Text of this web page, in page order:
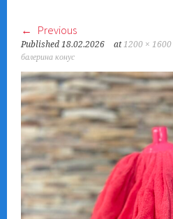
Previous
Published18.02.2026 at1200 × 1600
балерина конус